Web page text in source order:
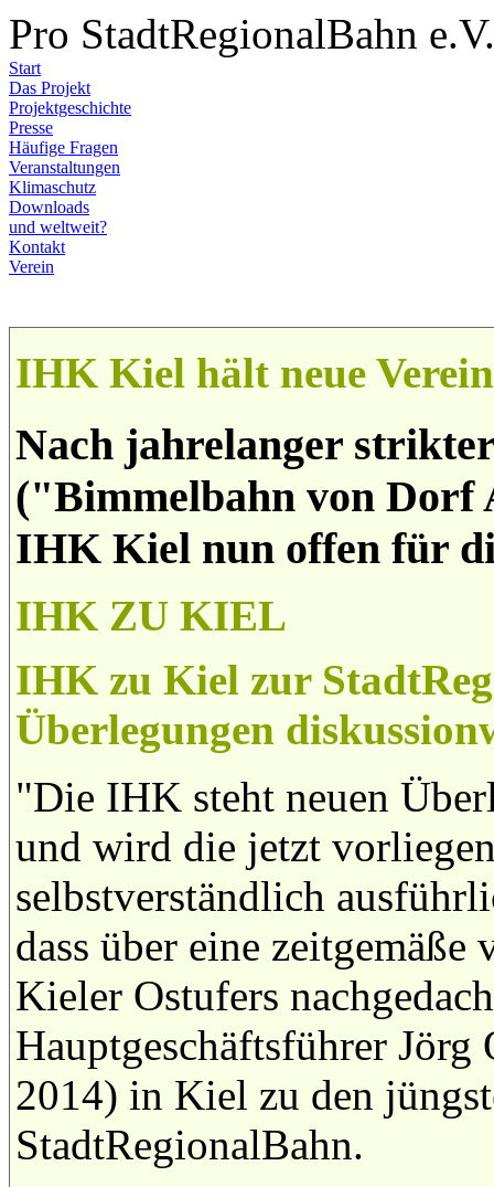
Pro StadtRegionalBahn e.V.
Start
Das Projekt
Projektgeschichte
Presse
Häufige Fragen
Veranstaltungen
Klimaschutz
Downloads
und weltweit?
Kontakt
Verein
IHK Kiel hält neue
Nach jahrelanger
("Bimmelbahn von Dorf
IHK Kiel nun offen für
IHK ZU KIEL
IHK zu Kiel zur
Überlegungen
"Die IHK steht neuen
und wird die jetzt
selbstverständlich
dass über eine
Kieler Ostufers
Hauptgeschäftsführer
2014) in Kiel zu den
StadtRegionalBahn.